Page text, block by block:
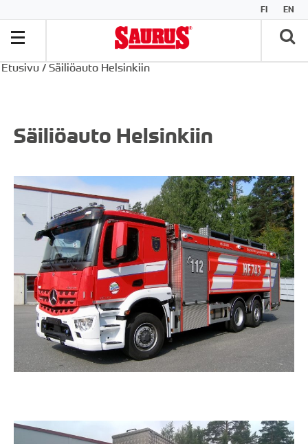
FI EN
Etusivu / Säiliöauto Helsinkiin
Säiliöauto Helsinkiin